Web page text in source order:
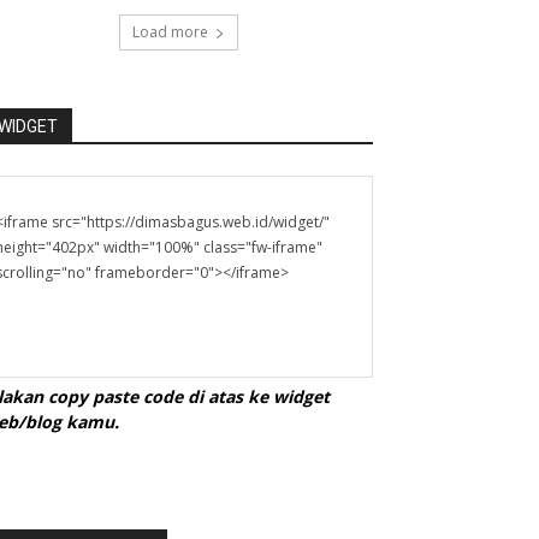
Load more
copy paste code di atas ke widget
blog kamu.